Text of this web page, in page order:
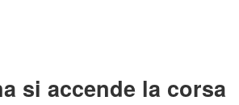
si accende la corsa